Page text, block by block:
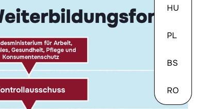
HU
PL
BS
RO